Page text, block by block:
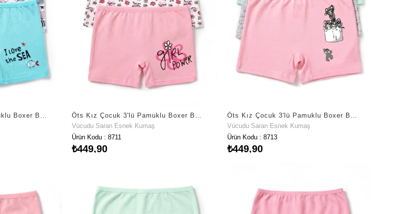
Vücudu Saran Esnek Kumaş
Ürün Kodu : 8711
₺449,90
Vücudu Saran Esnek Kumaş
Ürün Kodu : 8713
₺449,90